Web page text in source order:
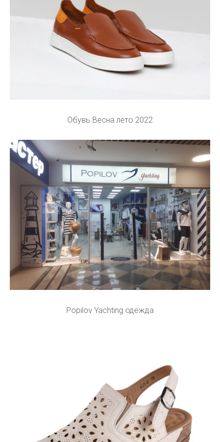
Обувь Весна лето 2022
Popilov Yachting одежда